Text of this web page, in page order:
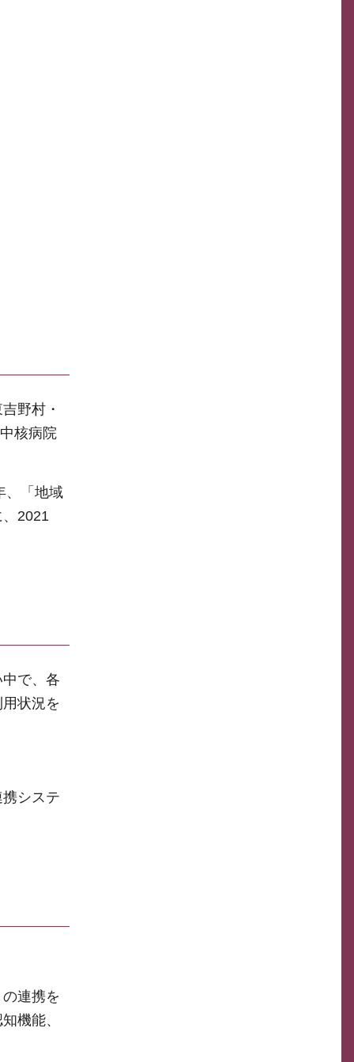
野村・
核病院
、「地域
2021
で、各
状況を
システ
連携を
機能、